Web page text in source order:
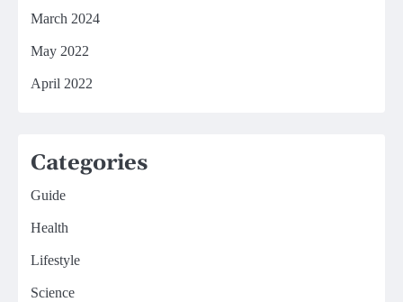
March 2024
May 2022
April 2022
Categories
Guide
Health
Lifestyle
Science